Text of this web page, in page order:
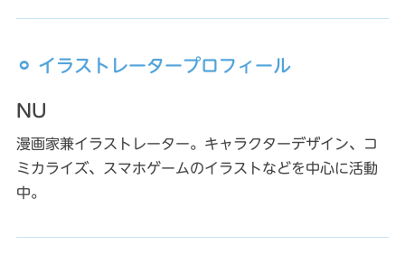
⚪︎ イラストレータープロフィール
NU
漫画家兼イラストレーター。キャラクターデザイン、コ
ミカライズ、スマホゲームのイラストなどを中心に活動
中。